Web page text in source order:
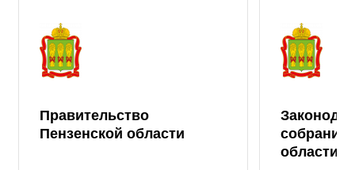
Правительство
Пензенской области
собрание
области